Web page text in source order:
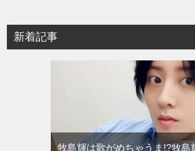
新着記事
牧島輝は歌がめちゃうま!?牧島